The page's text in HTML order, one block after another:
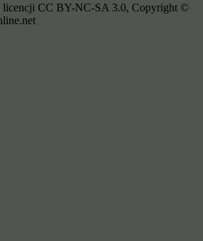
licencji CC BY-NC-SA 3.0, Copyright ©